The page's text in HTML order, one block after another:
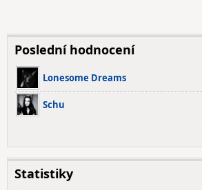
Poslední hodnocení
Lonesome Dreams
Schu
Statistiky